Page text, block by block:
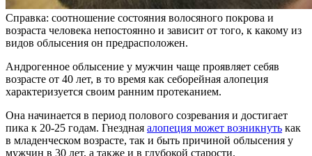
Справка: соотношение состояния волосяного покрова и
возраста человека непостоянно и зависит от того, к какому из
видов облысения он предрасположен.
Андрогенное облысение у мужчин чаще проявляет себяв
возрасте от 40 лет, в то время как себорейная алопеция
характеризуется своим ранним протеканием.
Она начинается в период полового созревания и достигает
пика к 20-25 годам. Гнездная алопеция может возникнуть как
в младенческом возрасте, так и быть причиной облысения у
мужчин в 30 лет, а также и в глубокой старости.